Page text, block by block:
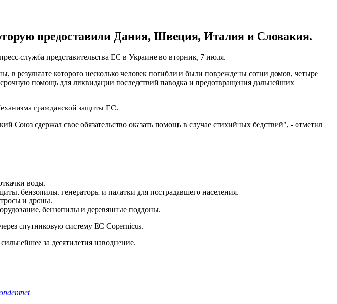
предоставили Дания, Швеция, Италия и Словакия.
пресс-служба представительства ЕС в Украине во вторник, 7 июля.
в результате которого несколько человек погибли и были повреждены сотни домов, четыре
помощь для ликвидации последствий паводка и предотвращения дальнейших
гражданской защиты ЕС.
Союз сдержал свое обязательство оказать помощь в случае стихийных бедствий", - отметил
воды.
бензопилы, генераторы и палатки для пострадавшего населения.
и дроны.
бензопилы и деревянные поддоны.
спутниковую систему ЕС Copernicus.
за десятилетия наводнение.